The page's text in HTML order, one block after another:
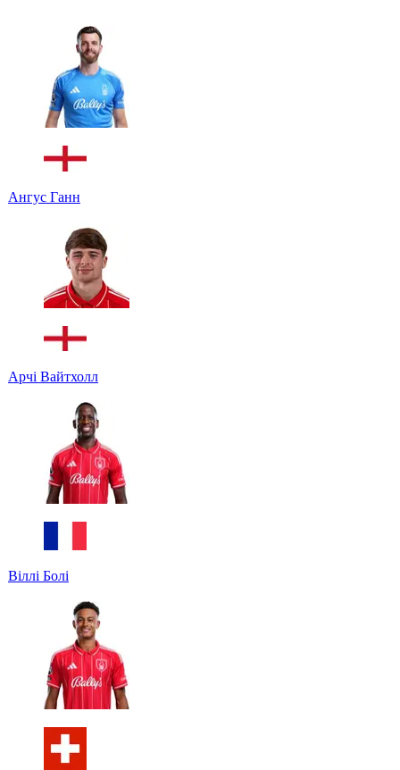
Ангус Ганн
Арчі Вайтхолл
Віллі Болі